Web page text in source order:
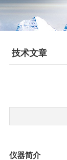
技术文章
仪器简介